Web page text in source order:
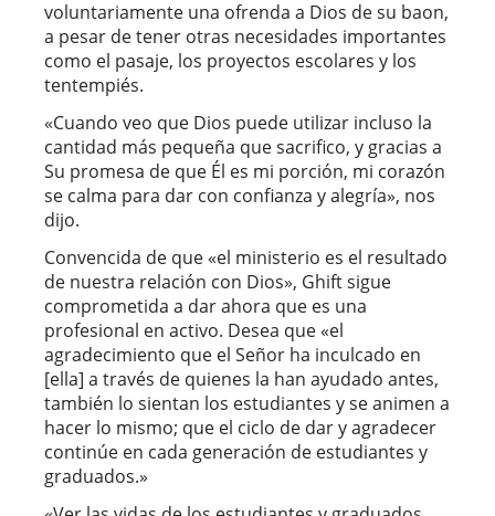
voluntariamente una ofrenda a Dios de su baon,
a pesar de tener otras necesidades importantes
como el pasaje, los proyectos escolares y los
tentempiés.
«Cuando veo que Dios puede utilizar incluso la
cantidad más pequeña que sacrifico, y gracias a
Su promesa de que Él es mi porción, mi corazón
se calma para dar con confianza y alegría», nos
dijo.
Convencida de que «el ministerio es el resultado
de nuestra relación con Dios», Ghift sigue
comprometida a dar ahora que es una
profesional en activo. Desea que «el
agradecimiento que el Señor ha inculcado en
[ella] a través de quienes la han ayudado antes,
también lo sientan los estudiantes y se animen a
hacer lo mismo; que el ciclo de dar y agradecer
continúe en cada generación de estudiantes y
graduados.»